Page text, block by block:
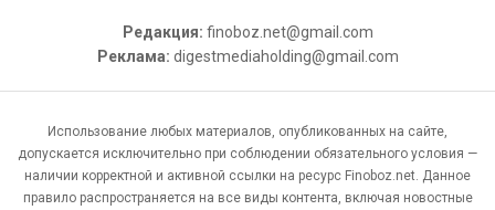
Редакция: finoboz.net@gmail.com
Реклама: digestmediaholding@gmail.com
Использование любых материалов, опубликованных на сайте,
допускается исключительно при соблюдении обязательного условия —
наличии корректной и активной ссылки на ресурс Finoboz.net. Данное
правило распространяется на все виды контента, включая новостные